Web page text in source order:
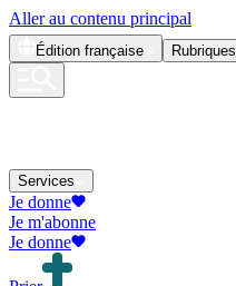
Aller au contenu principal
Édition française Rubriques
Services
Je donne
Je m'abonne
Je donne